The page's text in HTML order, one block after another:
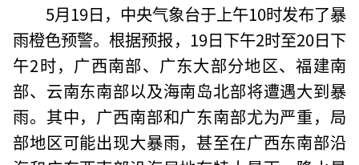
5月19日，中央气象台于上午10时发布了暴
雨橙色预警。根据预报，19日下午2时至20日下
午2时，广西南部、广东大部分地区、福建南
部、云南东南部以及海南岛北部将遭遇大到暴
雨。其中，广西南部和广东南部尤为严重，局
部地区可能出现大暴雨，甚至在广西东南部沿